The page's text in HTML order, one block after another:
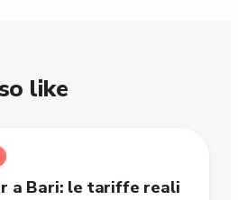
like
a Bari: le tariffe reali